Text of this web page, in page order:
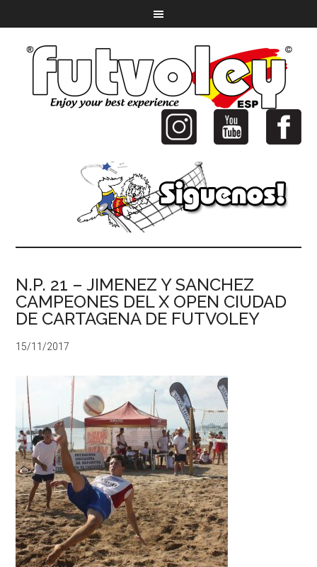
N.P. 21 – JIMENEZ Y SANCHEZ
CAMPEONES DEL X OPEN CIUDAD
DE CARTAGENA DE FUTVOLEY
15/11/2017